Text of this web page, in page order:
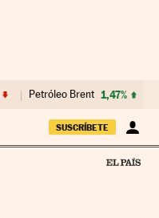
Petróleo Brent 1,47%
SUSCRÍBETE